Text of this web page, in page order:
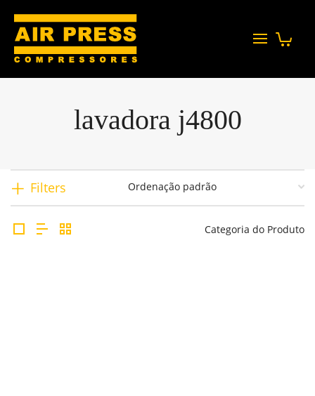
lavadora j4800
Filters
Categoria do Produto